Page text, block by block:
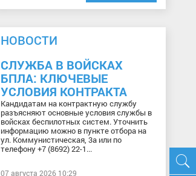
НОВОСТИ
СЛУЖБА В ВОЙСКАХ
БПЛА: КЛЮЧЕВЫЕ
УСЛОВИЯ КОНТРАКТА
Кандидатам на контрактную службу
разъясняют основные условия службы в
войсках беспилотных систем. Уточнить
информацию можно в пункте отбора на
ул. Коммунистическая, 3а или по
телефону +7 (8692) 22-1...
07 августа 2026 10:29